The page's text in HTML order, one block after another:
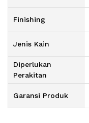
Finishing
Jenis Kain
Diperlukan
Perakitan
Garansi Produk